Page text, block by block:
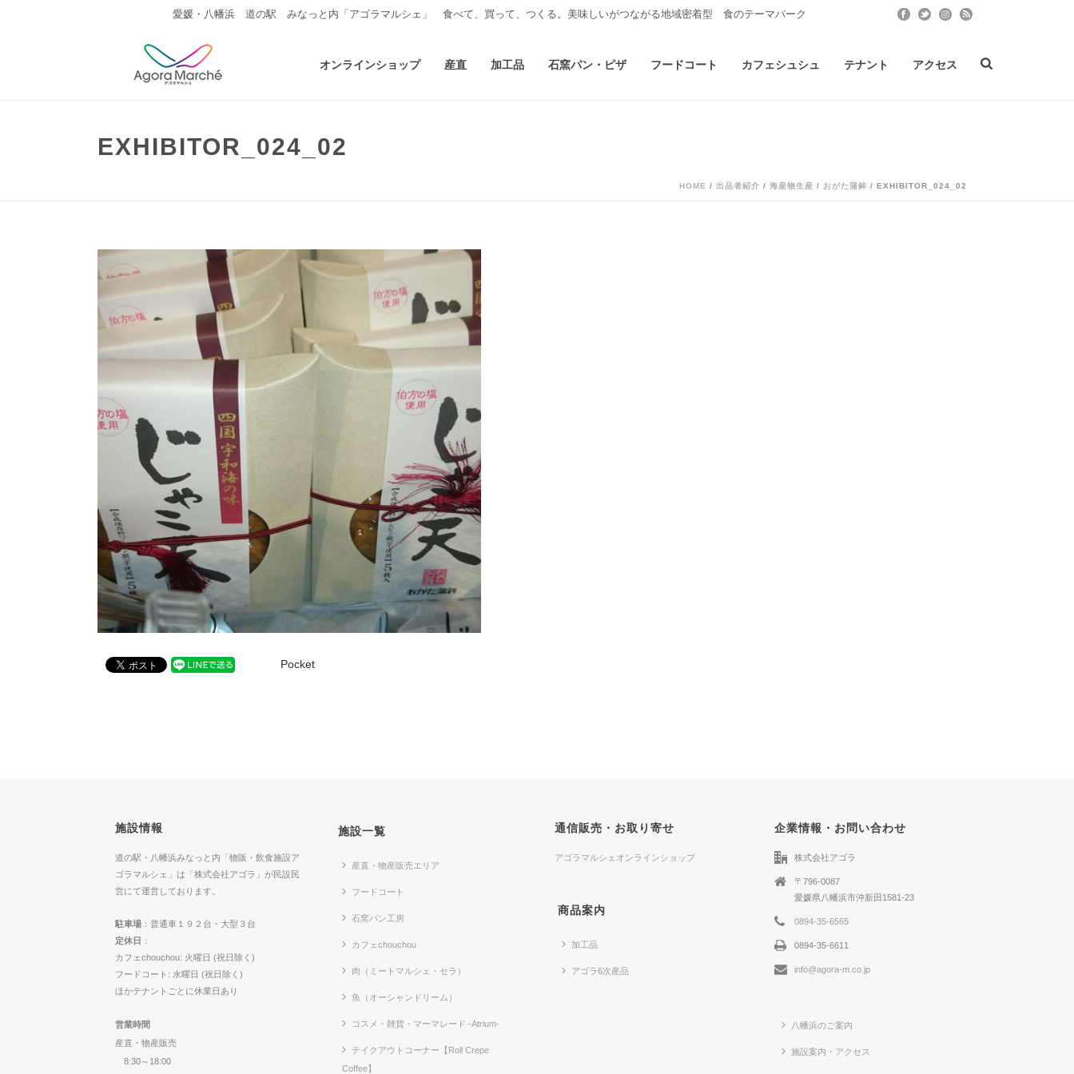
愛媛・八幡浜 道の駅 みなっと内「アゴラマルシェ」 食べて、買って、つくる。美味しいがつながる地域密着型 食のテーマパーク
オンラインショップ 産直 加工品 石窯パン・ピザ フードコート カフェシュシュ テナント アクセス
EXHIBITOR_024_02
HOME / 出品者紹介 / 海産物生産 / おがた蒲鉾 / EXHIBITOR_024_02
Pocket
施設情報
道の駅・八幡浜みなっと内「物販・飲食施設ア
ゴラマルシェ」は「株式会社アゴラ」が民設民
営にて運営しております。
駐車場 ：普通車１９２台・大型３台
定休日 ：
カフェchouchou: 火曜日 (祝日除く)
フードコート: 水曜日 (祝日除く)
ほかテナントごとに休業日あり
営業時間
産直・物産販売
8:30～18:00
施設一覧
産直・物産販売エリア
フードコート
石窯パン工房
カフェchouchou
肉（ミートマルシェ・セラ）
魚（オーシャンドリーム）
コスメ・雑貨・マーマレード -Atrium-
テイクアウトコーナー【Roll Crepe
Coffee】
通信販売・お取り寄せ
アゴラマルシェオンラインショップ
商品案内
加工品
アゴラ6次産品
企業情報・お問い合わせ
株式会社アゴラ
〒796-0087
愛媛県八幡浜市沖新田1581-23
0894-35-6565
0894-35-6611
info@agora-m.co.jp
八幡浜のご案内
施設案内・アクセス